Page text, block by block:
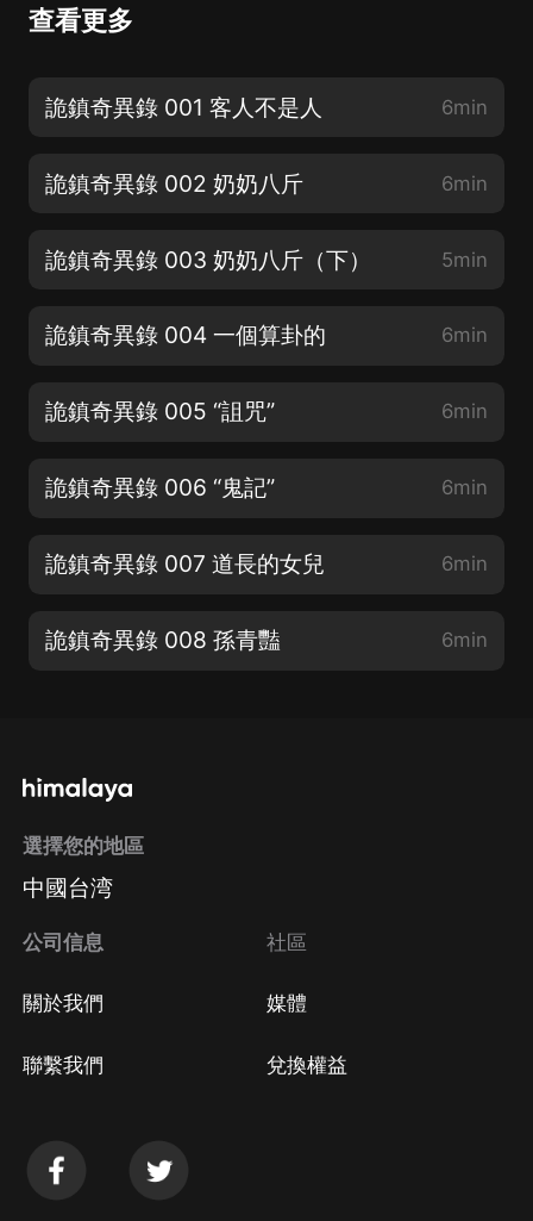
查看更多
詭鎮奇異錄 001 客人不是人 6min
詭鎮奇異錄 002 奶奶八斤 6min
詭鎮奇異錄 003 奶奶八斤（下） 5min
詭鎮奇異錄 004 一個算卦的 6min
詭鎮奇異錄 005 “詛咒” 6min
詭鎮奇異錄 006 “鬼記” 6min
詭鎮奇異錄 007 道長的女兒 6min
詭鎮奇異錄 008 孫青豔 6min
選擇您的地區
中國台湾
公司信息
關於我們
聯繫我們
社區
媒體
兌換權益